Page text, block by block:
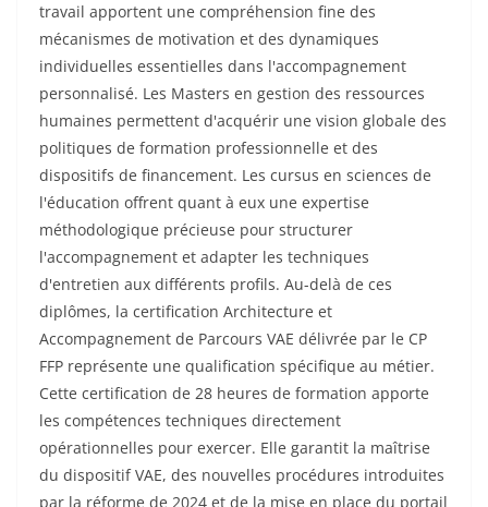
travail apportent une compréhension fine des
mécanismes de motivation et des dynamiques
individuelles essentielles dans l'accompagnement
personnalisé. Les Masters en gestion des ressources
humaines permettent d'acquérir une vision globale des
politiques de formation professionnelle et des
dispositifs de financement. Les cursus en sciences de
l'éducation offrent quant à eux une expertise
méthodologique précieuse pour structurer
l'accompagnement et adapter les techniques
d'entretien aux différents profils. Au-delà de ces
diplômes, la certification Architecture et
Accompagnement de Parcours VAE délivrée par le CP
FFP représente une qualification spécifique au métier.
Cette certification de 28 heures de formation apporte
les compétences techniques directement
opérationnelles pour exercer. Elle garantit la maîtrise
du dispositif VAE, des nouvelles procédures introduites
par la réforme de 2024 et de la mise en place du portail